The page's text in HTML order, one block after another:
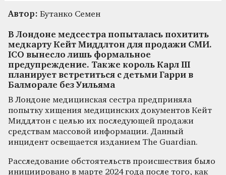
Автор: Бутанко Семен
В Лондоне медсестра попыталась похитить
медкарту Кейт Миддлтон для продажи СМИ.
ICO вынесло лишь формальное
предупреждение. Также король Карл III
планирует встретиться с детьми Гарри в
Балморале без Уильяма
В Лондоне медицинская сестра предприняла
попытку хищения медицинских документов Кейт
Миддлтон с целью их последующей продажи
средствам массовой информации. Данный
инцидент освещается изданием The Guardian.
Расследование обстоятельств происшествия было
инициировано в марте 2024 года после того, как